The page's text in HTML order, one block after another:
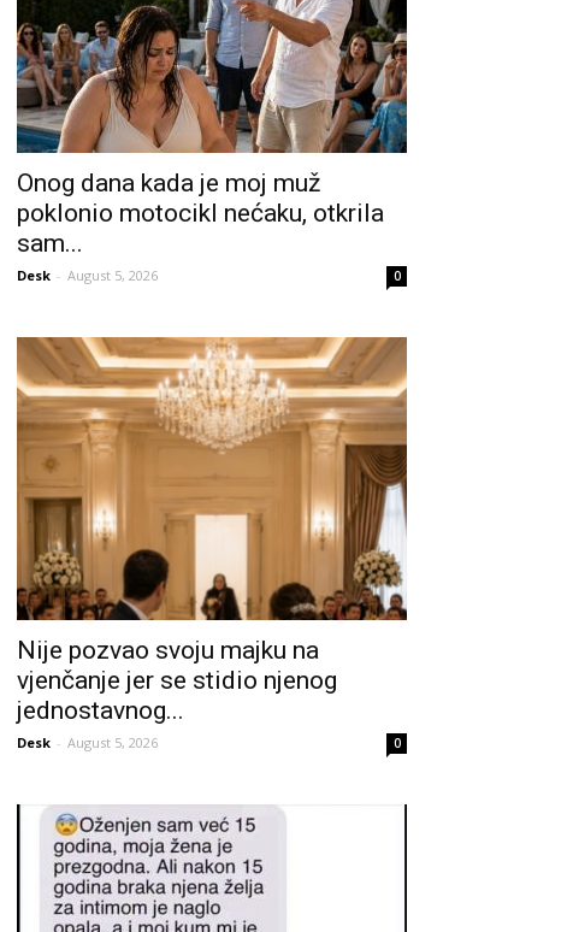
Onog dana kada je moj muž
poklonio motocikl nećaku, otkrila
sam...
Desk - August 5, 2026 0
Nije pozvao svoju majku na
vjenčanje jer se stidio njenog
jednostavnog...
Desk - August 5, 2026 0